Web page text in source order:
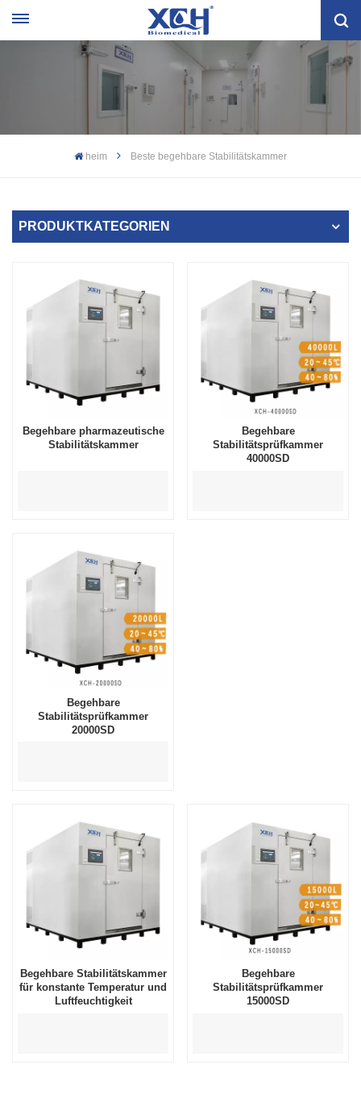
heim Beste begehbare Stabilitätskammer
PRODUKTKATEGORIEN
Begehbare pharmazeutische
Stabilitätskammer
Begehbare
Stabilitätsprüfkammer
40000SD
Begehbare
Stabilitätsprüfkammer
20000SD
Begehbare Stabilitätskammer
für konstante Temperatur und
Luftfeuchtigkeit
Begehbare
Stabilitätsprüfkammer
15000SD